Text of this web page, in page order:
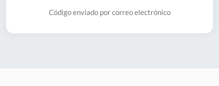
Código enviado por correo electrónico